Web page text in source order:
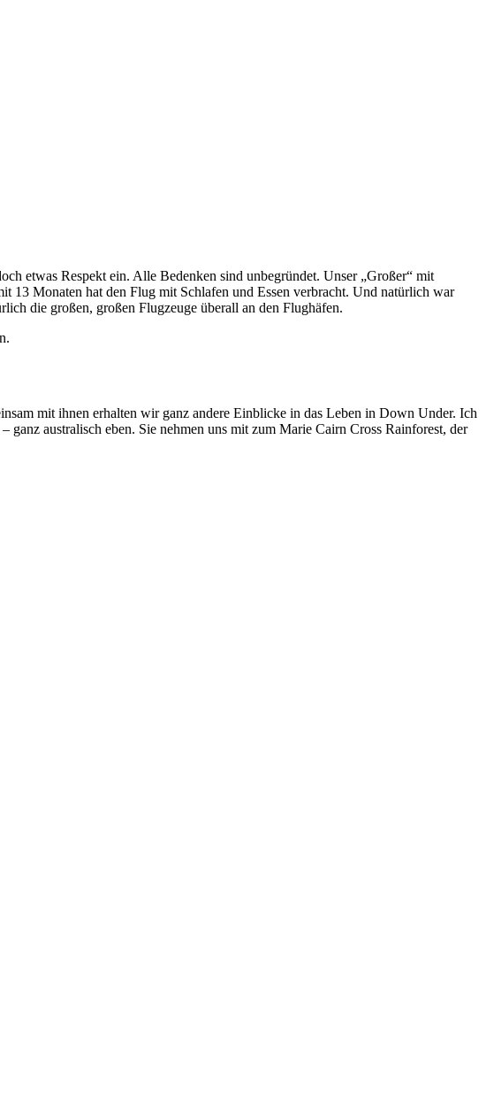
etwas Respekt ein. Alle Bedenken sind unbegründet. Unser „Großer“ mit
13 Monaten hat den Flug mit Schlafen und Essen verbracht. Und natürlich war
die großen, großen Flugzeuge überall an den Flughäfen.
mit ihnen erhalten wir ganz andere Einblicke in das Leben in Down Under. Ich
australisch eben. Sie nehmen uns mit zum Marie Cairn Cross Rainforest, der